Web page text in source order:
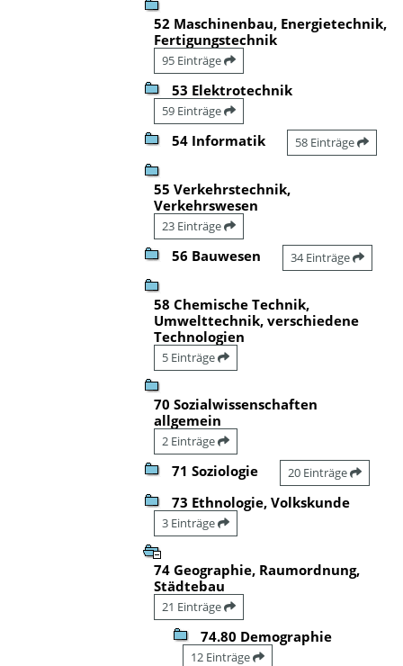
52 Maschinenbau, Energietechnik,
Fertigungstechnik
95 Einträge
53 Elektrotechnik
59 Einträge
54 Informatik 58 Einträge
55 Verkehrstechnik,
Verkehrswesen
23 Einträge
56 Bauwesen 34 Einträge
58 Chemische Technik,
Umwelttechnik, verschiedene
Technologien
5 Einträge
70 Sozialwissenschaften
allgemein
2 Einträge
71 Soziologie 20 Einträge
73 Ethnologie, Volkskunde
3 Einträge
74 Geographie, Raumordnung,
Städtebau
21 Einträge
74.80 Demographie
12 Einträge